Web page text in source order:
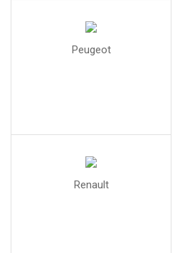
Peugeot
Renault